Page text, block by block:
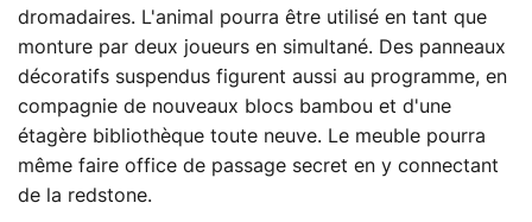
dromadaires. L'animal pourra être utilisé en tant que
monture par deux joueurs en simultané. Des panneaux
décoratifs suspendus figurent aussi au programme, en
compagnie de nouveaux blocs bambou et d'une
étagère bibliothèque toute neuve. Le meuble pourra
même faire office de passage secret en y connectant
de la redstone.